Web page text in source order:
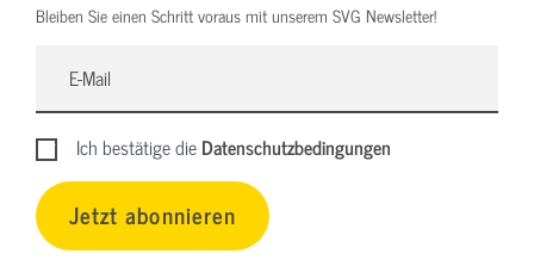
Bleiben Sie einen Schritt voraus mit unserem SVG Newsletter!
Ich bestätige dieDatenschutzbedingungen
Jetzt abonnieren